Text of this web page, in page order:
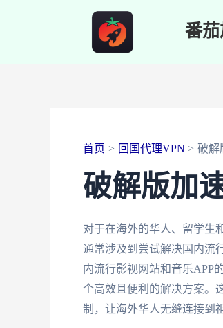
番
首页 回国代理VPN 破解
破解版加
对于在海外的华人、留学生
通常涉及到尝试解决国内流
内流行影视网站和音乐APP
个高效且便利的解决方案。
制，让海外华人无缝连接到